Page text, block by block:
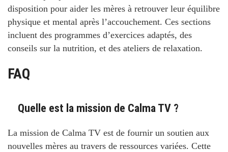
disposition pour aider les mères à retrouver leur équilibre
physique et mental après l’accouchement. Ces sections
incluent des programmes d’exercices adaptés, des
conseils sur la nutrition, et des ateliers de relaxation.
FAQ
Quelle est la mission de Calma TV ?
La mission de Calma TV est de fournir un soutien aux
nouvelles mères au travers de ressources variées. Cette